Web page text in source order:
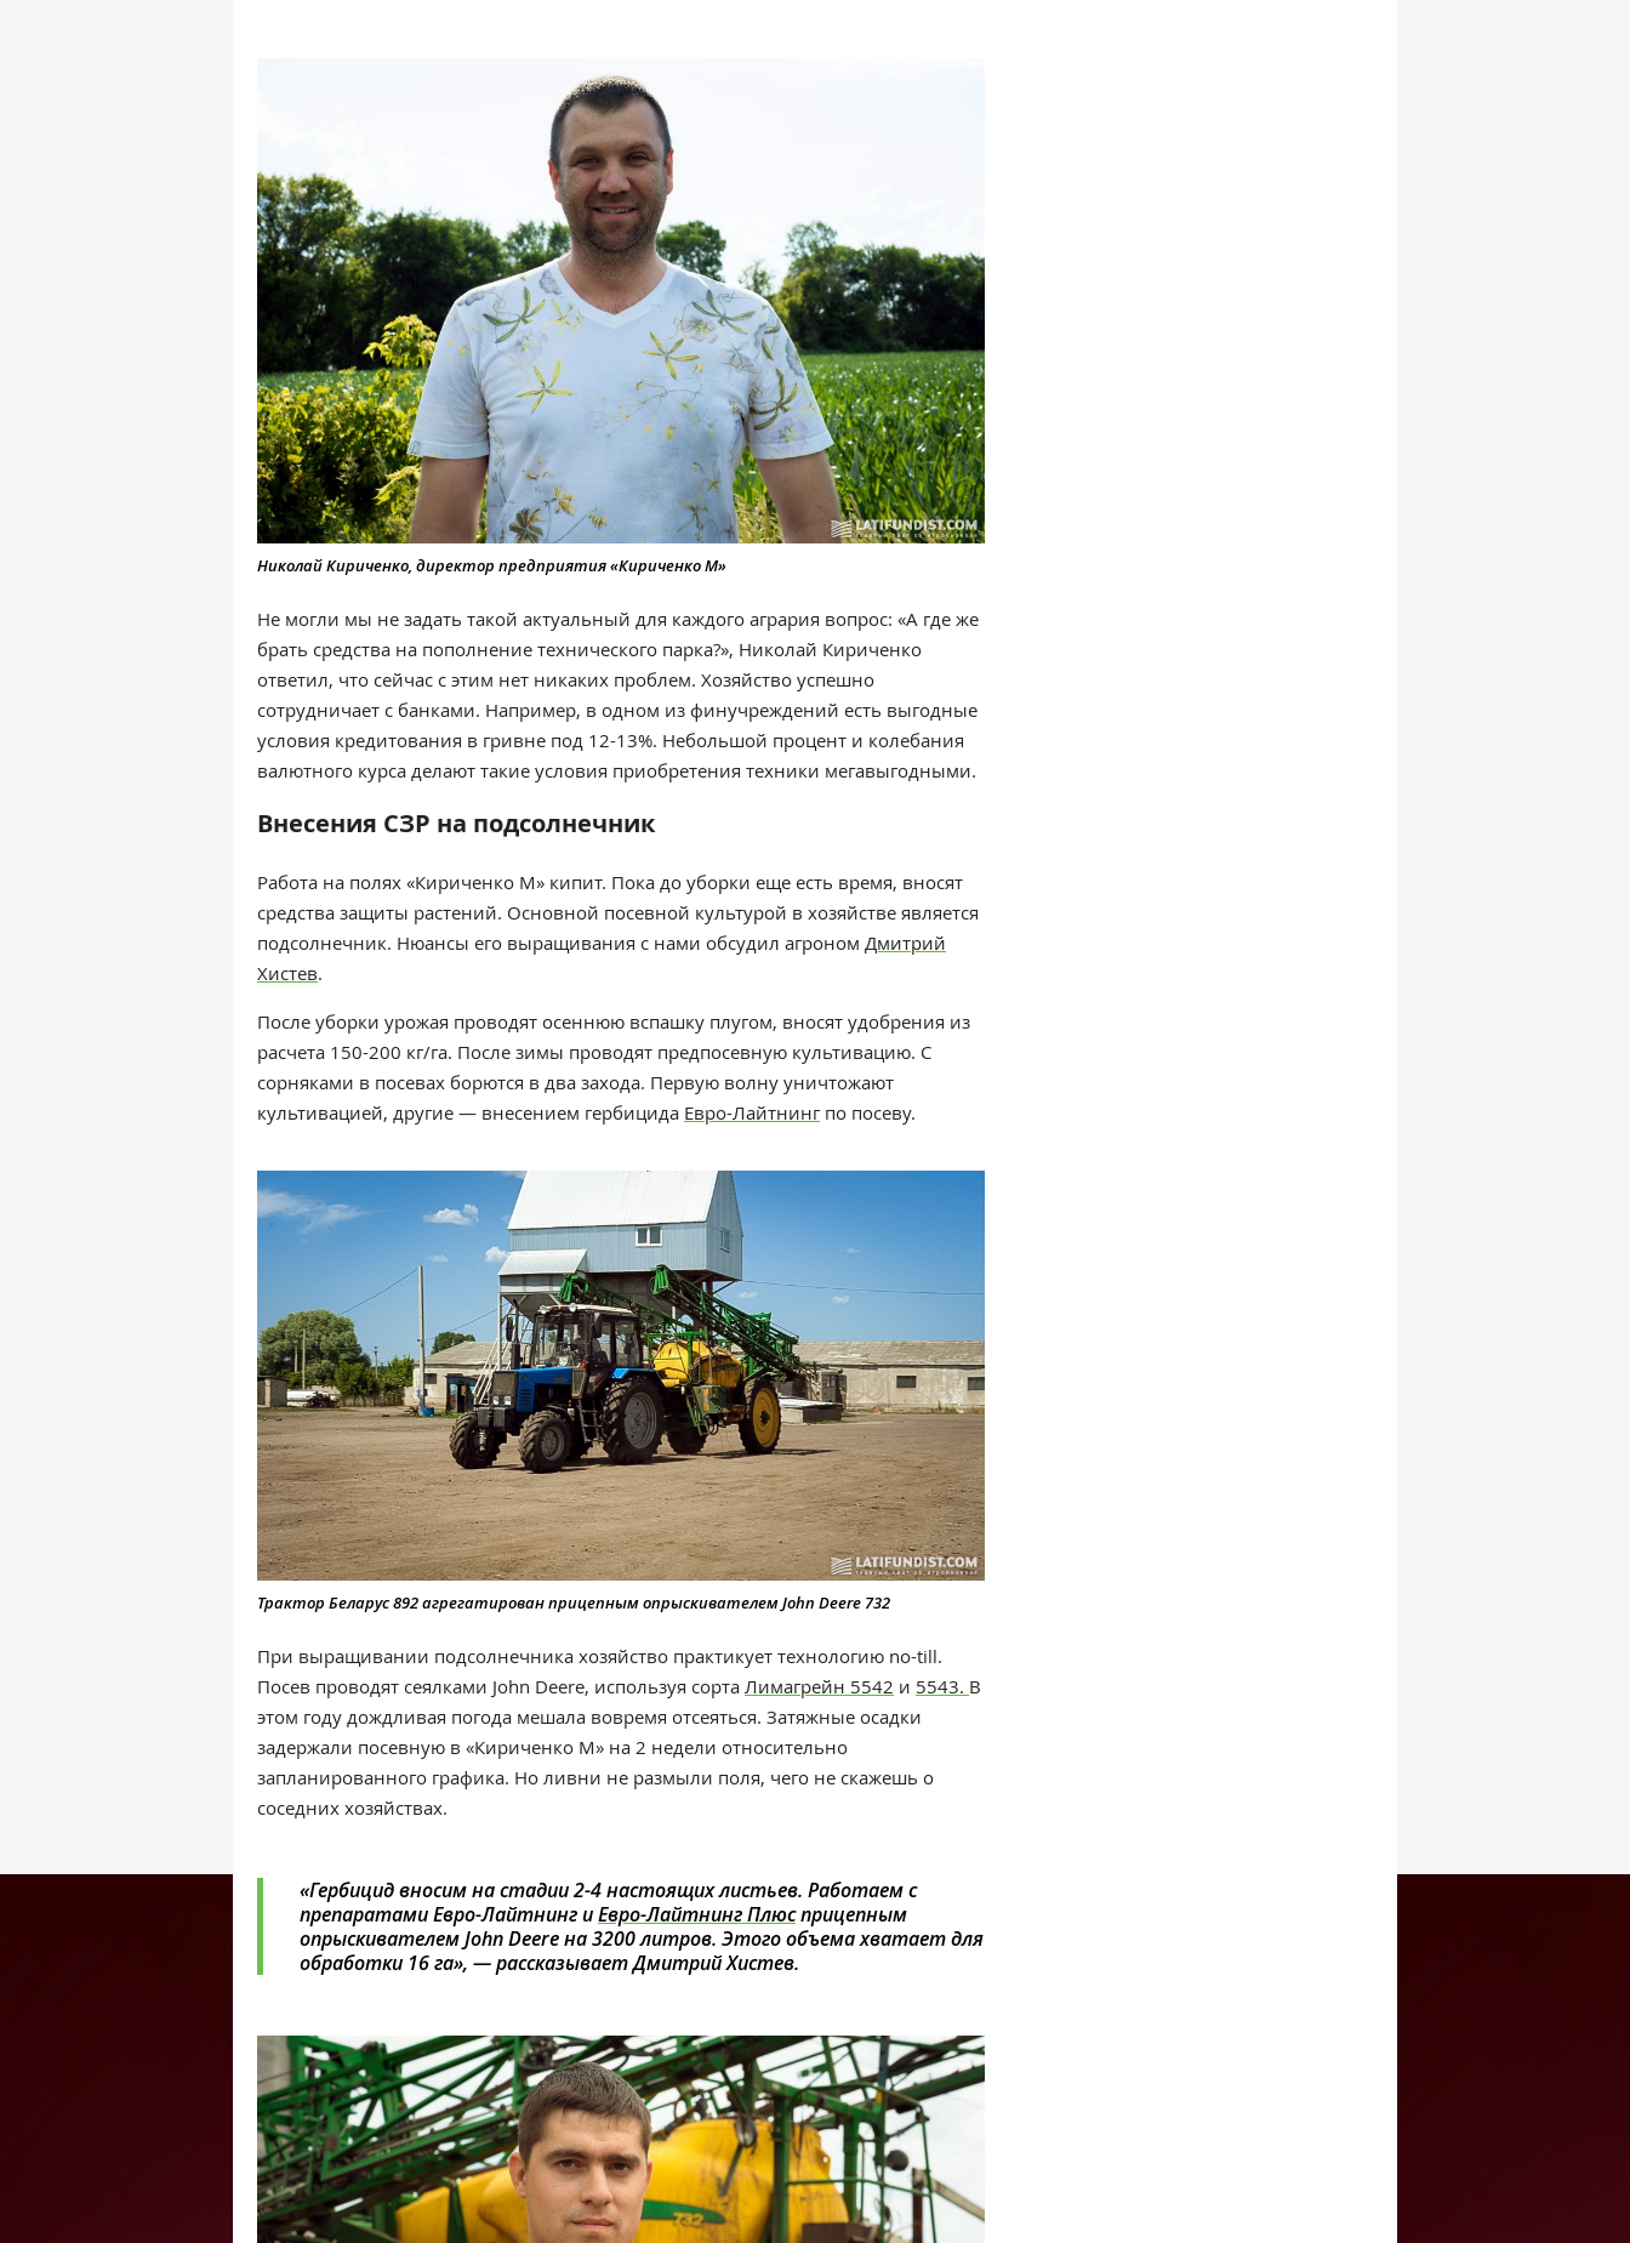
Николай Кириченко, директор предприятия «Кириченко М»
Не могли мы не задать такой актуальный для каждого агрария вопрос: «А где же
брать средства на пополнение технического парка?», Николай Кириченко
ответил, что сейчас с этим нет никаких проблем. Хозяйство успешно
сотрудничает с банками. Например, в одном из финучреждений есть выгодные
условия кредитования в гривне под 12-13%. Небольшой процент и колебания
валютного курса делают такие условия приобретения техники мегавыгодными.
Внесения СЗР на подсолнечник
Работа на полях «Кириченко М» кипит. Пока до уборки еще есть время, вносят
средства защиты растений. Основной посевной культурой в хозяйстве является
подсолнечник. Нюансы его выращивания с нами обсудил агроном Дмитрий
Хистев.
После уборки урожая проводят осеннюю вспашку плугом, вносят удобрения из
расчета 150-200 кг/га. После зимы проводят предпосевную культивацию. С
сорняками в посевах борются в два захода. Первую волну уничтожают
культивацией, другие — внесением гербицида Евро-Лайтнингпо посеву.
Трактор Беларус 892 агрегатирован прицепным опрыскивателем John Deere 732
При выращивании подсолнечника хозяйство практикует технологию no-till.
Посев проводят сеялками John Deere, используя сорта Лимагрейн 5542 и 5543. В
этом году дождливая погода мешала вовремя отсеяться. Затяжные осадки
задержали посевную в «Кириченко М» на 2 недели относительно
запланированного графика. Но ливни не размыли поля, чего не скажешь о
соседних хозяйствах.
«Гербицид вносим на стадии 2-4 настоящих листьев. Работаем с
препаратами Евро-Лайтнинг иЕвро-Лайтнинг Плюсприцепным
опрыскивателем John Deere на 3200 литров. Этого объема хватает для
обработки 16 га», — рассказывает Дмитрий Хистев.